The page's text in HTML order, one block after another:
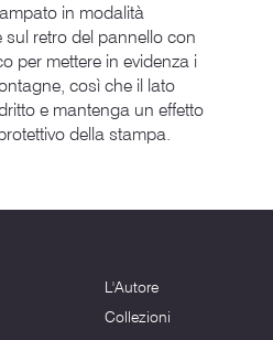
in modalità
retro del pannello con
per mettere in evidenza i
così che il lato
e mantenga un effetto
della stampa.
L'Autore
Collezioni